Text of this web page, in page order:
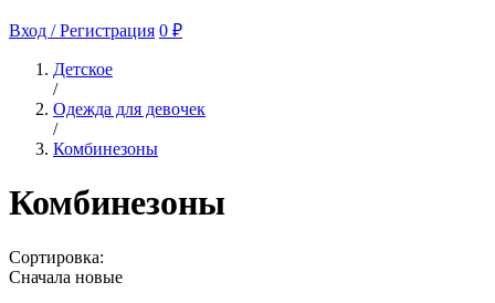
Вход / Регистрация 0 ₽
Детское
/
Одежда для девочек
/
Комбинезоны
Комбинезоны
Сортировка:
Сначала новые